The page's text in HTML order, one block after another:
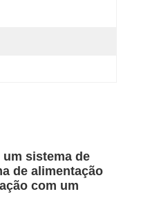
sistema de
de alimentação
com um